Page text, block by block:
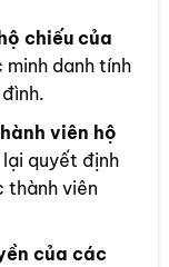
chiếu của
danh tính
viên hộ
quyết định
thành viên
của các